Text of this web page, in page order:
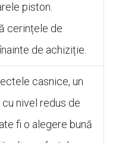
piston.
cerințele de
de achiziție.
casnice, un
nivel redus de
fi o alegere bună